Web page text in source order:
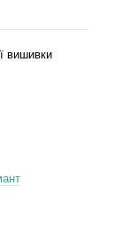
вишивки